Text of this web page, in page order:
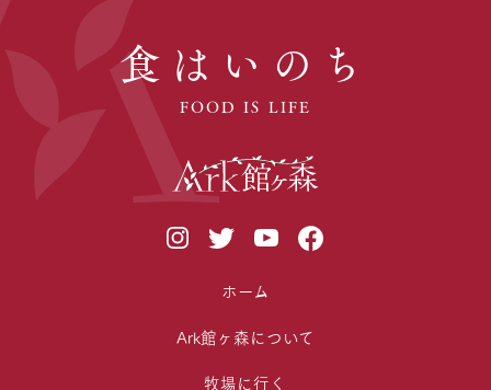
食はいのち
FOOD IS LIFE
ホーム
Ark館ヶ森について
牧場に行く